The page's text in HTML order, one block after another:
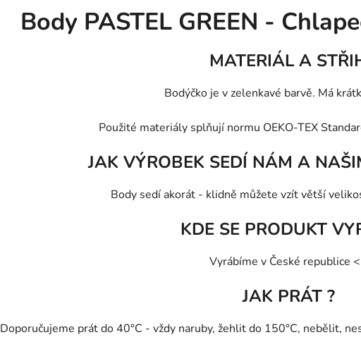
Body PASTEL GREEN -
MATERIÁL A
Bodýčko je v zelenkavé barvě. Má
Použité materiály splňují normu OEKO-TEX
JAK VÝROBEK SEDÍ NÁM A
Body sedí akorát - klidně můžete vzít větší
KDE SE PRODUKT
Vyrábíme v České republice
JAK PRÁT ?
Doporučujeme prát do 40°C - vždy naruby, žehlit do 150°C, nebělit,